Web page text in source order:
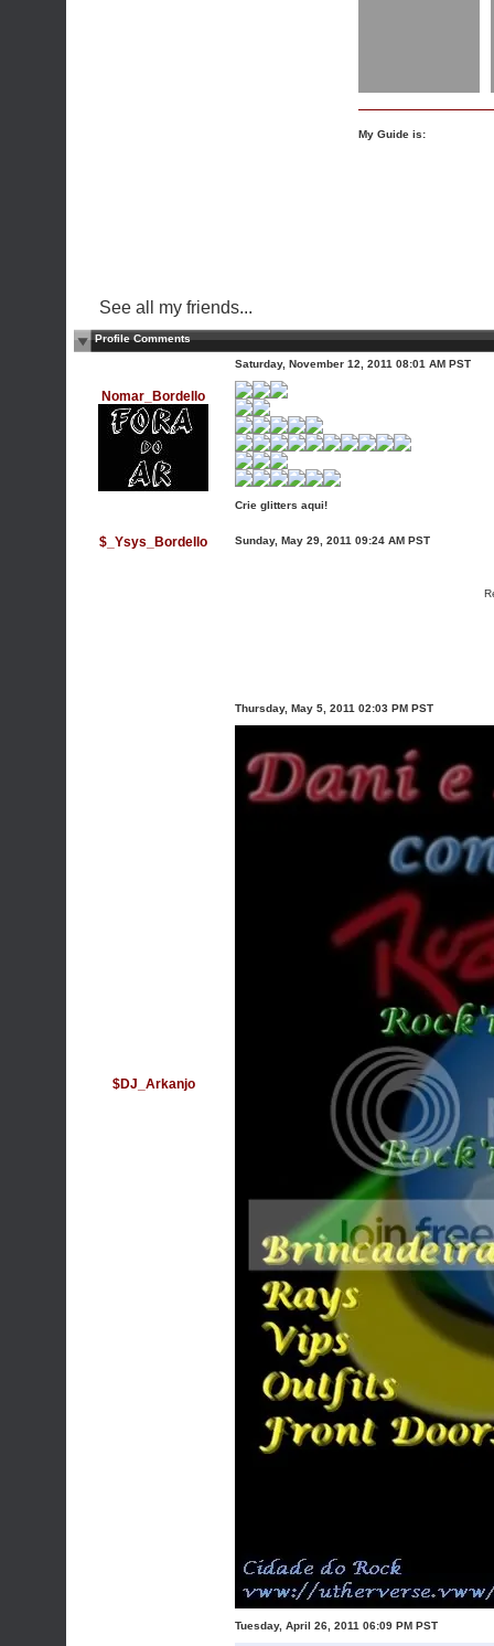
My Guide is:
See all my friends...
Profile Comments
Nomar_Bordello
Saturday, November 12, 2011 08:01 AM PST
Crie glitters aqui!
$_Ysys_Bordello Sunday, May 29, 2011 09:24 AM PST
$DJ_Arkanjo
Thursday, May 5, 2011 02:03 PM PST
Tuesday, April 26, 2011 06:09 PM PST